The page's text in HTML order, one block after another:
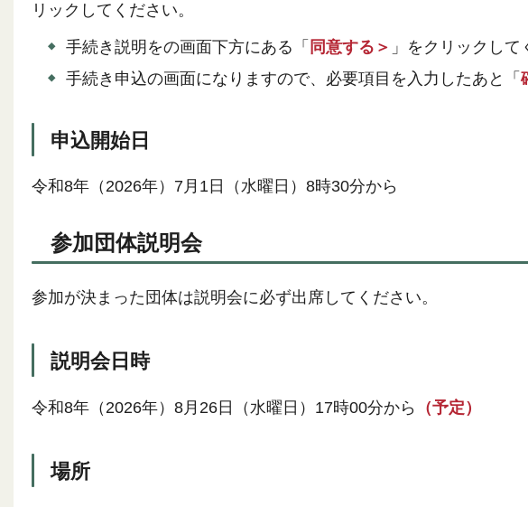
リックしてください。
手続き説明をの画面下方にある「 同意する＞ 」をクリックして
手続き申込の画面になりますので、必要項目を入力したあと「
申込開始日
令和8年（2026年）7月1日（水曜日）8時30分から
参加団体説明会
参加が決まった団体は説明会に必ず出席してください。
説明会日時
令和8年（2026年）8月26日（水曜日）17時00分から （予定）
場所